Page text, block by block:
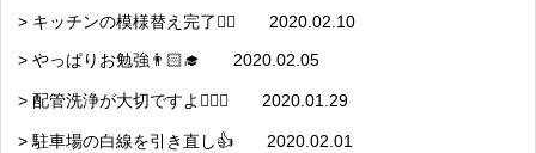
> キッチンの模様替え完了👍🏼 2020.02.10
> やっぱりお勉強👨🏻‍🎓 2020.02.05
> 配管洗浄が大切ですよ👷🏻‍♂️ 2020.01.29
> 駐車場の白線を引き直し👍 2020.02.01